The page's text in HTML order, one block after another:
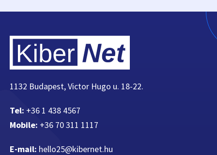
1132 Budapest, Victor Hugo u. 18-22.
Tel: +36 1 438 4567
Mobile: +36 70 311 1117
E-mail: hello25@kibernet.hu